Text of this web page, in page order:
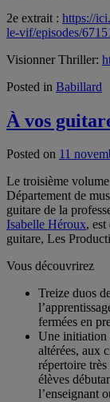
2e extrait : https://
le-vif/episodes/
Visionner Thriller:
Posted in Babillard
À vos
Posted on 11
Le troisième
Département de
guitare de la
Isabelle Héroux,
guitare, Les
Vous découvrirez
Treize duos
fermées en
Une initiation
altérées, aux
répertoire
élèves
l’enseignant